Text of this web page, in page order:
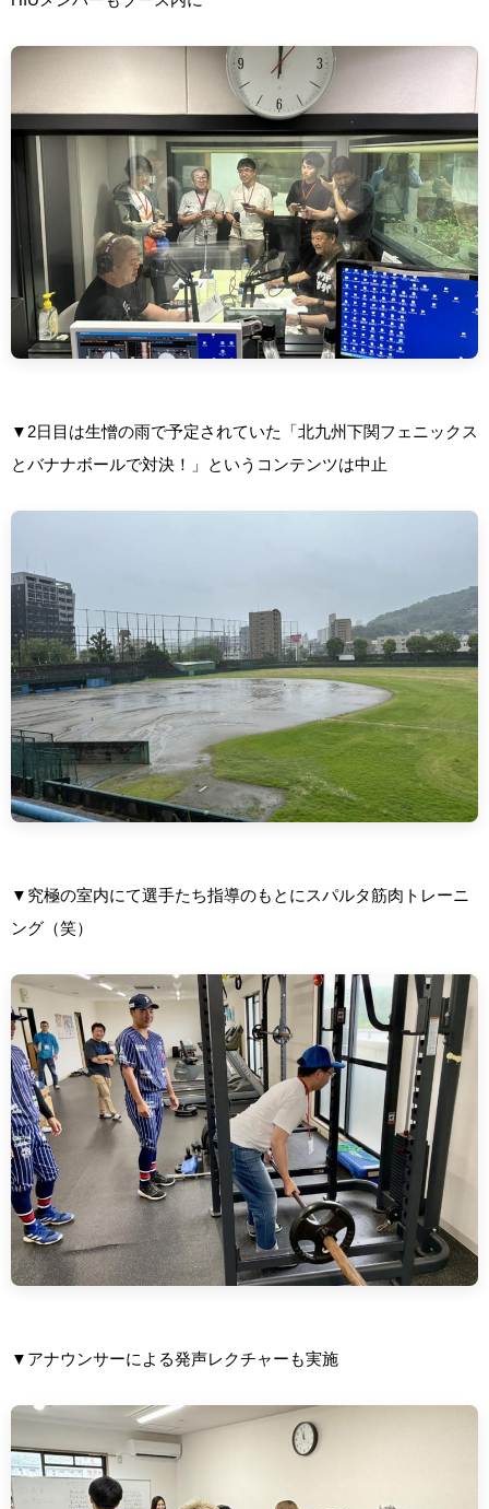
▼2日目は生憎の雨で予定されていた「北九州下関フェニックス
とバナナボールで対決！」というコンテンツは中止
▼究極の室内にて選手たち指導のもとにスパルタ筋肉トレーニ
ング（笑）
▼アナウンサーによる発声レクチャーも実施